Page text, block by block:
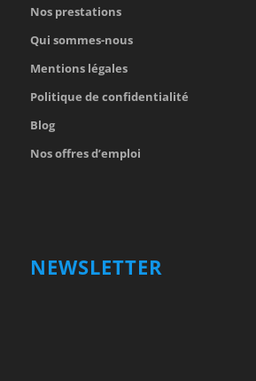
Nos prestations
Qui sommes-nous
Mentions légales
Politique de confidentialité
Blog
Nos offres d’emploi
NEWSLETTER